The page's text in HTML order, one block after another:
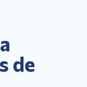
de